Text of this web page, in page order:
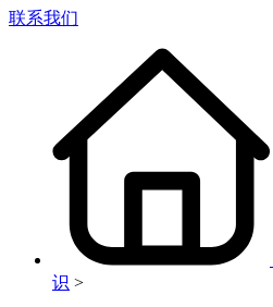
联系我们
识 >